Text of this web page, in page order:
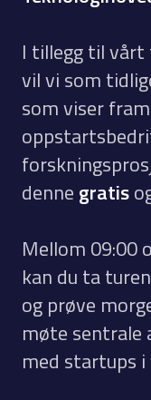
I tillegg til vårt
vil vi som
som viser
denne gratis
Mellom 09:00
kan du ta
og prøve
møte sentrale
med startups